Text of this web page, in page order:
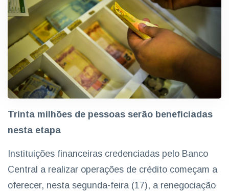
Trinta milhões de pessoas serão beneficiadas
nesta etapa
Instituições financeiras credenciadas pelo Banco
Central a realizar operações de crédito começam a
oferecer, nesta segunda-feira (17), a renegociação